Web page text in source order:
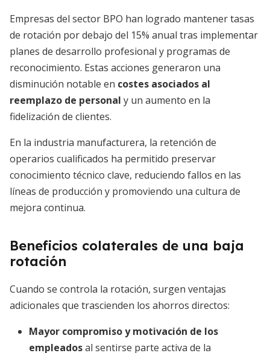
Empresas del sector BPO han logrado mantener tasas
de rotación por debajo del 15% anual tras implementar
planes de desarrollo profesional y programas de
reconocimiento. Estas acciones generaron una
disminución notable en costes asociados al
reemplazo de personal y un aumento en la
fidelización de clientes.
En la industria manufacturera, la retención de
operarios cualificados ha permitido preservar
conocimiento técnico clave, reduciendo fallos en las
líneas de producción y promoviendo una cultura de
mejora continua.
Beneficios colaterales de una baja
rotación
Cuando se controla la rotación, surgen ventajas
adicionales que trascienden los ahorros directos:
Mayor compromiso y motivación de los
empleadosal sentirse parte activa de la